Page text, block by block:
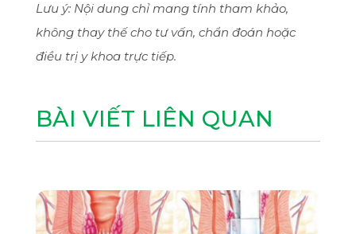
Lưu ý: Nội dung chỉ mang tính tham khảo,
không thay thế cho tư vấn, chẩn đoán hoặc
điều trị y khoa trực tiếp.
BÀI VIẾT LIÊN QUAN